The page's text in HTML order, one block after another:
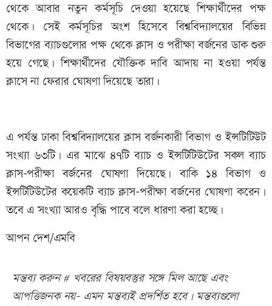
থেকে আবার নতুন কর্মসূচি দেওয়া হয়েছে শিক্ষার্থীদের পক্ষ
থেকে। সেই কর্মসূচির অংশ হিসেবে বিশ্ববিদ্যালয়ের বিভিন্ন
বিভাগের ব্যাচগুলোর পক্ষ থেকে ক্লাস ও পরীক্ষা বর্জনের ডাক শুরু
হয়ে গেছে। শিক্ষার্থীদের যৌক্তিক দাবি আদায় না হওয়া পর্যন্ত
ক্লাসে না ফেরার ঘোষণা দিয়েছে তারা।
এ পর্যন্ত ঢাকা বিশ্ববিদ্যালয়ের ক্লাস বর্জনকারী বিভাগ ও ইন্সটিটিউট
সংখ্যা ৬৩টি। এর মাঝে ৪৭টি ব্যাচ ও ইন্সটিটিউটের সকল ব্যাচ
ক্লাস-পরীক্ষা বর্জনের ঘোষণা দিয়েছে। বাকি ১৪ বিভাগ ও
ইন্সটিটিউটের কয়েকটি ব্যাচ ক্লাস-পরীক্ষা বর্জনের ঘোষণা করেন।
তবে এ সংখ্যা আরও বৃদ্ধি পাবে বলে ধারণা করা হচ্ছে।
আপন দেশ/এমবি
মন্তব্য করুন # খবরের বিষয়বস্তুর সঙ্গে মিল আছে এবং
আপত্তিজনক নয়- এমন মন্তব্যই প্রদর্শিত হবে। মন্তব্যগুলো